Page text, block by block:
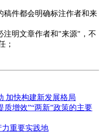
稿件都会明确标注作者和来
注明文章作者和"来源"，不
；
加快构建新发展格局
质增效”“两新”政策的主要
重要实践地